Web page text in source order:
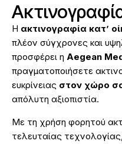
Η ακτινογραφία κατ’
πλέον σύγχρονες και
προσφέρει η Aegean
πραγματοποιήσετε
ευκρίνειας στον χώρο
απόλυτη αξιοπιστία.
Με τη χρήση φορητού
τελευταίας